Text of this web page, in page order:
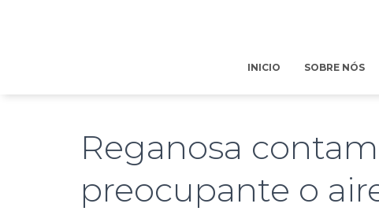
INICIO SOBRE NÓS
Reganosa
preocupante o